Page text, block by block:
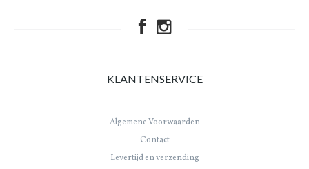
KLANTENSERVICE
Algemene Voorwaarden
Contact
Levertijd en verzending